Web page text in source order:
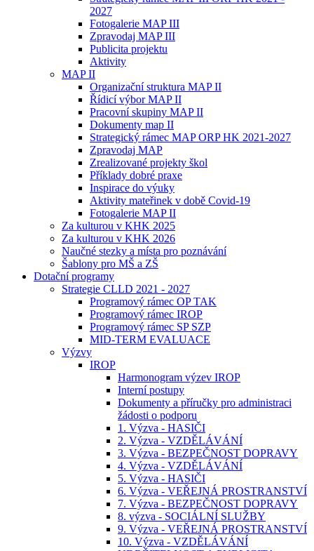
2027
Fotogalerie MAP III
Zpravodaj MAP III
Publicita projektu
Aktivity
MAP II
Organizační struktura MAP II
Řídicí výbor MAP II
Pracovní skupiny MAP II
Dokumenty map II
Strategický rámec MAP ORP HK 2021-2027
Zpravodaj MAP
Zrealizované projekty škol
Příklady dobré praxe
Inspirace do výuky
Aktivity mateřinek v době Covid-19
Fotogalerie MAP II
Za kulturou v KHK 2025
Za kulturou v KHK 2026
Naučné stezky a místa pro poznávání
Šablony pro MŠ a ZŠ
Dotační programy
Strategie CLLD 2021 - 2027
Programový rámec OP TAK
Programový rámec IROP
Programový rámec SP SZP
MID-TERM EVALUACE
Výzvy
IROP
Harmonogram výzev IROP
Interní postupy
Dokumenty a příručky pro administraci
žádosti o podporu
1. Výzva - HASIČI
2. Výzva - VZDĚLÁVÁNÍ
3. Výzva - BEZPEČNOST DOPRAVY
4. Výzva - VZDĚLÁVÁNÍ
5. Výzva - HASIČI
6. Výzva - VEŘEJNÁ PROSTRANSTVÍ
7. Výzva - BEZPEČNOST DOPRAVY
8. výzva - SOCIÁLNÍ SLUŽBY
9. Výzva - VEŘEJNÁ PROSTRANSTVÍ
10. Výzva - VZDĚLÁVÁNÍ